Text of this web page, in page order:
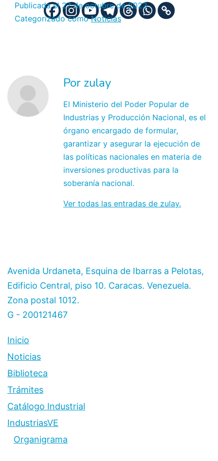
Publicada el27 de octubre de 2023
Categorizado comoNoticias
Por zulay
El Ministerio del Poder Popular de
Industrias y Producción Nacional, es el
órgano encargado de formular,
garantizar y asegurar la ejecución de
las políticas nacionales en materia de
inversiones productivas para la
soberanía nacional.
Ver todas las entradas de zulay.
Avenida Urdaneta, Esquina de Ibarras a Pelotas,
Edificio Central, piso 10. Caracas. Venezuela.
Zona postal 1012.
G - 200121467
Inicio
Noticias
Biblioteca
Trámites
Catálogo Industrial
IndustriasVE
Organigrama